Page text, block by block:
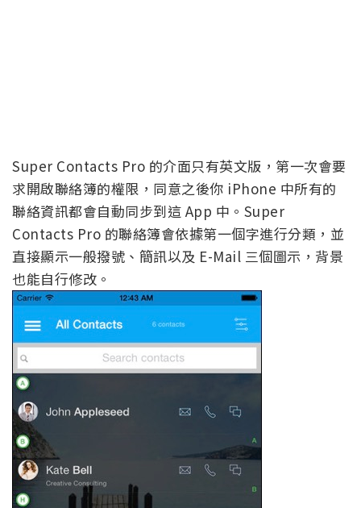
Super Contacts Pro 的介面只有英文版，第一次會要
求開啟聯絡簿的權限，同意之後你 iPhone 中所有的
聯絡資訊都會自動同步到這 App 中。Super
Contacts Pro 的聯絡簿會依據第一個字進行分類，並
直接顯示一般撥號、簡訊以及 E-Mail 三個圖示，背景
也能自行修改。